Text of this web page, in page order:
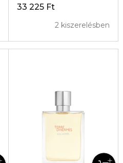
33 225 Ft
2 kiszerelésben